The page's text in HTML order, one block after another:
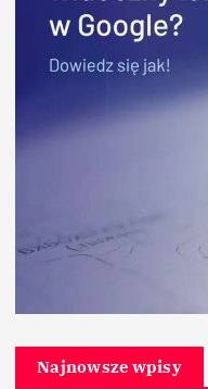
Najnowsze wpisy